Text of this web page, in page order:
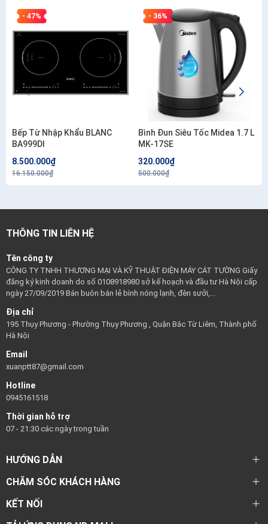
- 47%
Bếp Từ Nhập Khẩu BLANC
BA999DI
8.500.000₫
16.150.000₫
- 36%
Bình Đun Siêu Tốc Midea 1.7 L
MK-17SE
320.000₫
500.000₫
THÔNG TIN LIÊN HỆ
Tên công ty
CÔNG TY TNHH THƯƠNG MẠI VÀ KỸ THUẬT ĐIỆN MÁY CÁT TƯỜNG Giấy
đăng ký kinh doanh do số 0108918980 sở kế hoạch và đầu tư Hà Nội cấp
ngày 27/09/2019 Bán buôn bán lẻ bình nóng lạnh, đèn sưởi,...
Địa chỉ
195 Thụy Phương - Phường Thụy Phương , Quận Bắc Từ Liêm, Thành phố
Hà Nội
Email
xuanptt87@gmail.com
Hotline
0945161518
Thời gian hỗ trợ
07 - 21:30 các ngày trong tuần
HƯỚNG DẪN
CHĂM SÓC KHÁCH HÀNG
KẾT NỐI